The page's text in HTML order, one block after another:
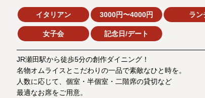
イタリアン 3000円〜4000円 ラン
女子会 記念日/デート
JR瀬田駅から徒歩5分の創作ダイニング！
名物オムライスとこだわりの一品で素敵なひと時を。
人数に応じて、個室・半個室・二階席の貸切など
最適なお席をご用意。